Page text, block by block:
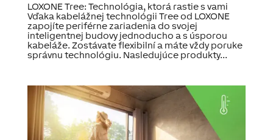
LOXONE Tree: Technológia, ktorá rastie s vami
Vďaka kabelážnej technológii Tree od LOXONE
zapojíte periférne zariadenia do svojej
inteligentnej budovy jednoducho a s úsporou
kabeláže. Zostávate flexibilní a máte vždy poruke
správnu technológiu. Nasledujúce produkty...